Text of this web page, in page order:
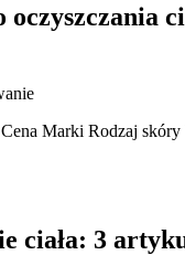
Cena Marki Rodzaj skóry
ciała: 3